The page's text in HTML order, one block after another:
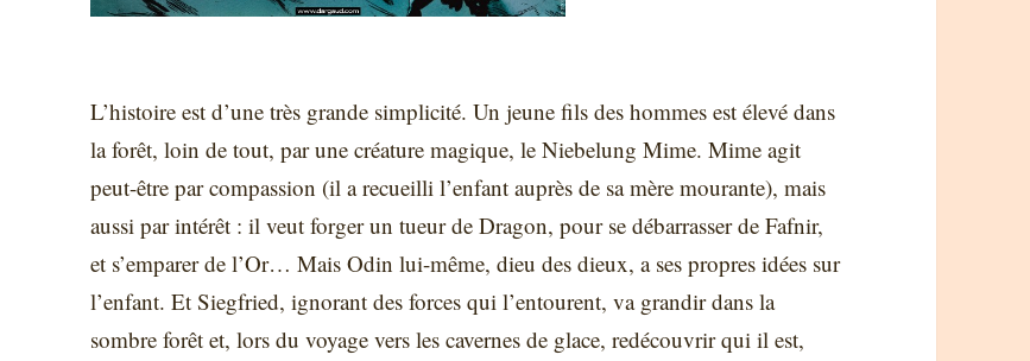
L’histoire est d’une très grande simplicité. Un jeune fils des hommes est élevé dans
la forêt, loin de tout, par une créature magique, le Niebelung Mime. Mime agit
peut-être par compassion (il a recueilli l’enfant auprès de sa mère mourante), mais
aussi par intérêt : il veut forger un tueur de Dragon, pour se débarrasser de Fafnir,
et s’emparer de l’Or… Mais Odin lui-même, dieu des dieux, a ses propres idées sur
l’enfant. Et Siegfried, ignorant des forces qui l’entourent, va grandir dans la
sombre forêt et, lors du voyage vers les cavernes de glace, redécouvrir qui il est,